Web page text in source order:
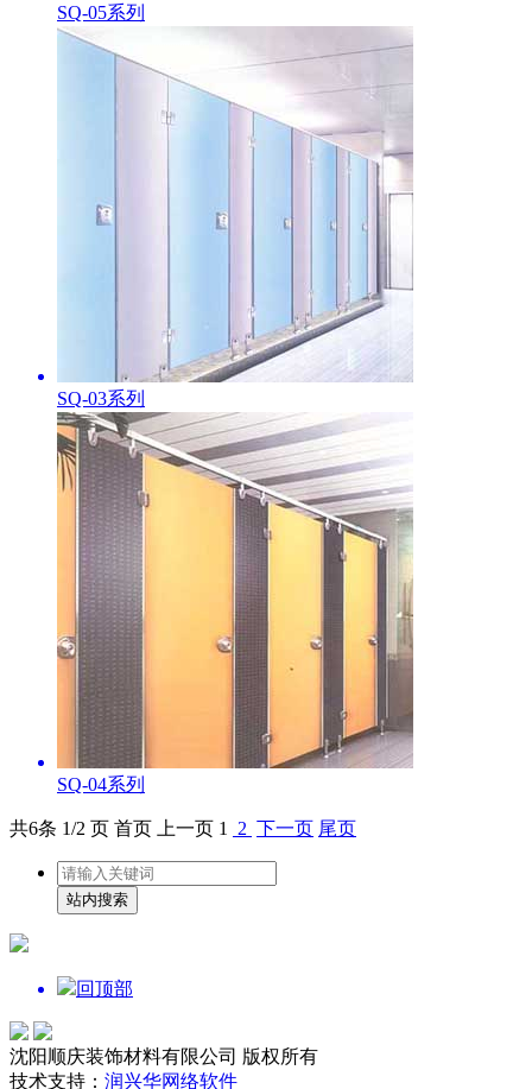
SQ-05系列
SQ-03系列
SQ-04系列
共6条 1/2 页 首页 上一页 1 2 下一页 尾页
回顶部
沈阳顺庆装饰材料有限公司 版权所有
技术支持： 润兴华网络软件